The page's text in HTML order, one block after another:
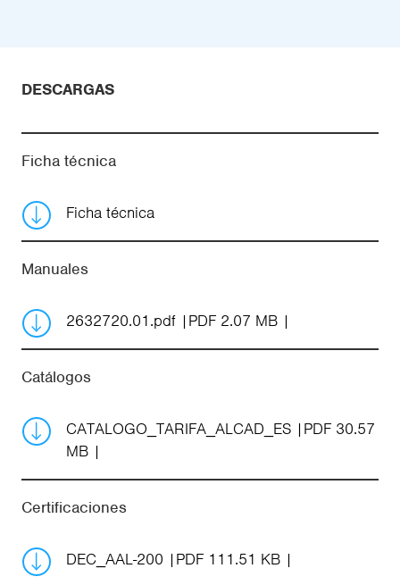
DESCARGAS
Ficha técnica
Ficha técnica
Manuales
2632720.01.pdf PDF 2.07 MB
Catálogos
CATALOGO_TARIFA_ALCAD_ES
PDF 30.57
MB
Certificaciones
DEC_AAL-200 PDF 111.51 KB